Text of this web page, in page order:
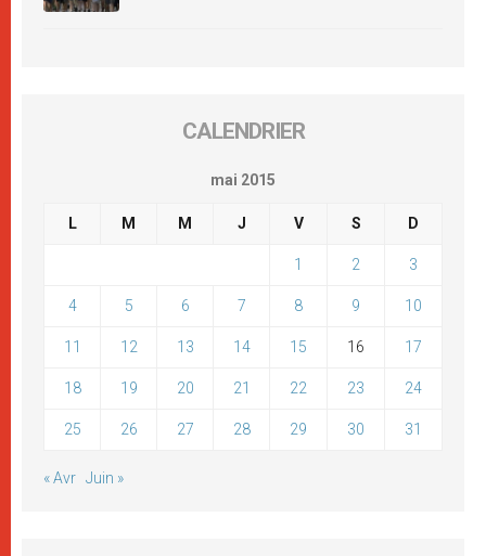
CALENDRIER
mai 2015
L M M J V S D
1 2 3
4 5 6 7 8 9 10
11 12 13 14 15 16 17
18 19 20 21 22 23 24
25 26 27 28 29 30 31
« Avr Juin »